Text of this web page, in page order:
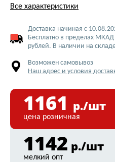
Все характеристики
Доставка начиная с
Бесплатно в пределах МКАД
рублей. В наличии на
Возможен самовывоз
Наш адрес и условия
1161 р./шт
цена розничная
1142 р./шт
мелкий опт